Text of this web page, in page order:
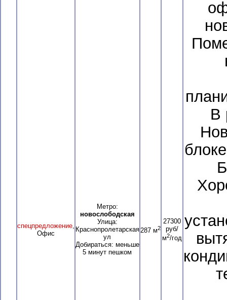
спецпредложение,
Офис
Метро:
новослободская
Улица:
Краснопролетарская
ул
Добираться: меньше
5 минут пешком
287 м2
27300
руб/
м2/год
В